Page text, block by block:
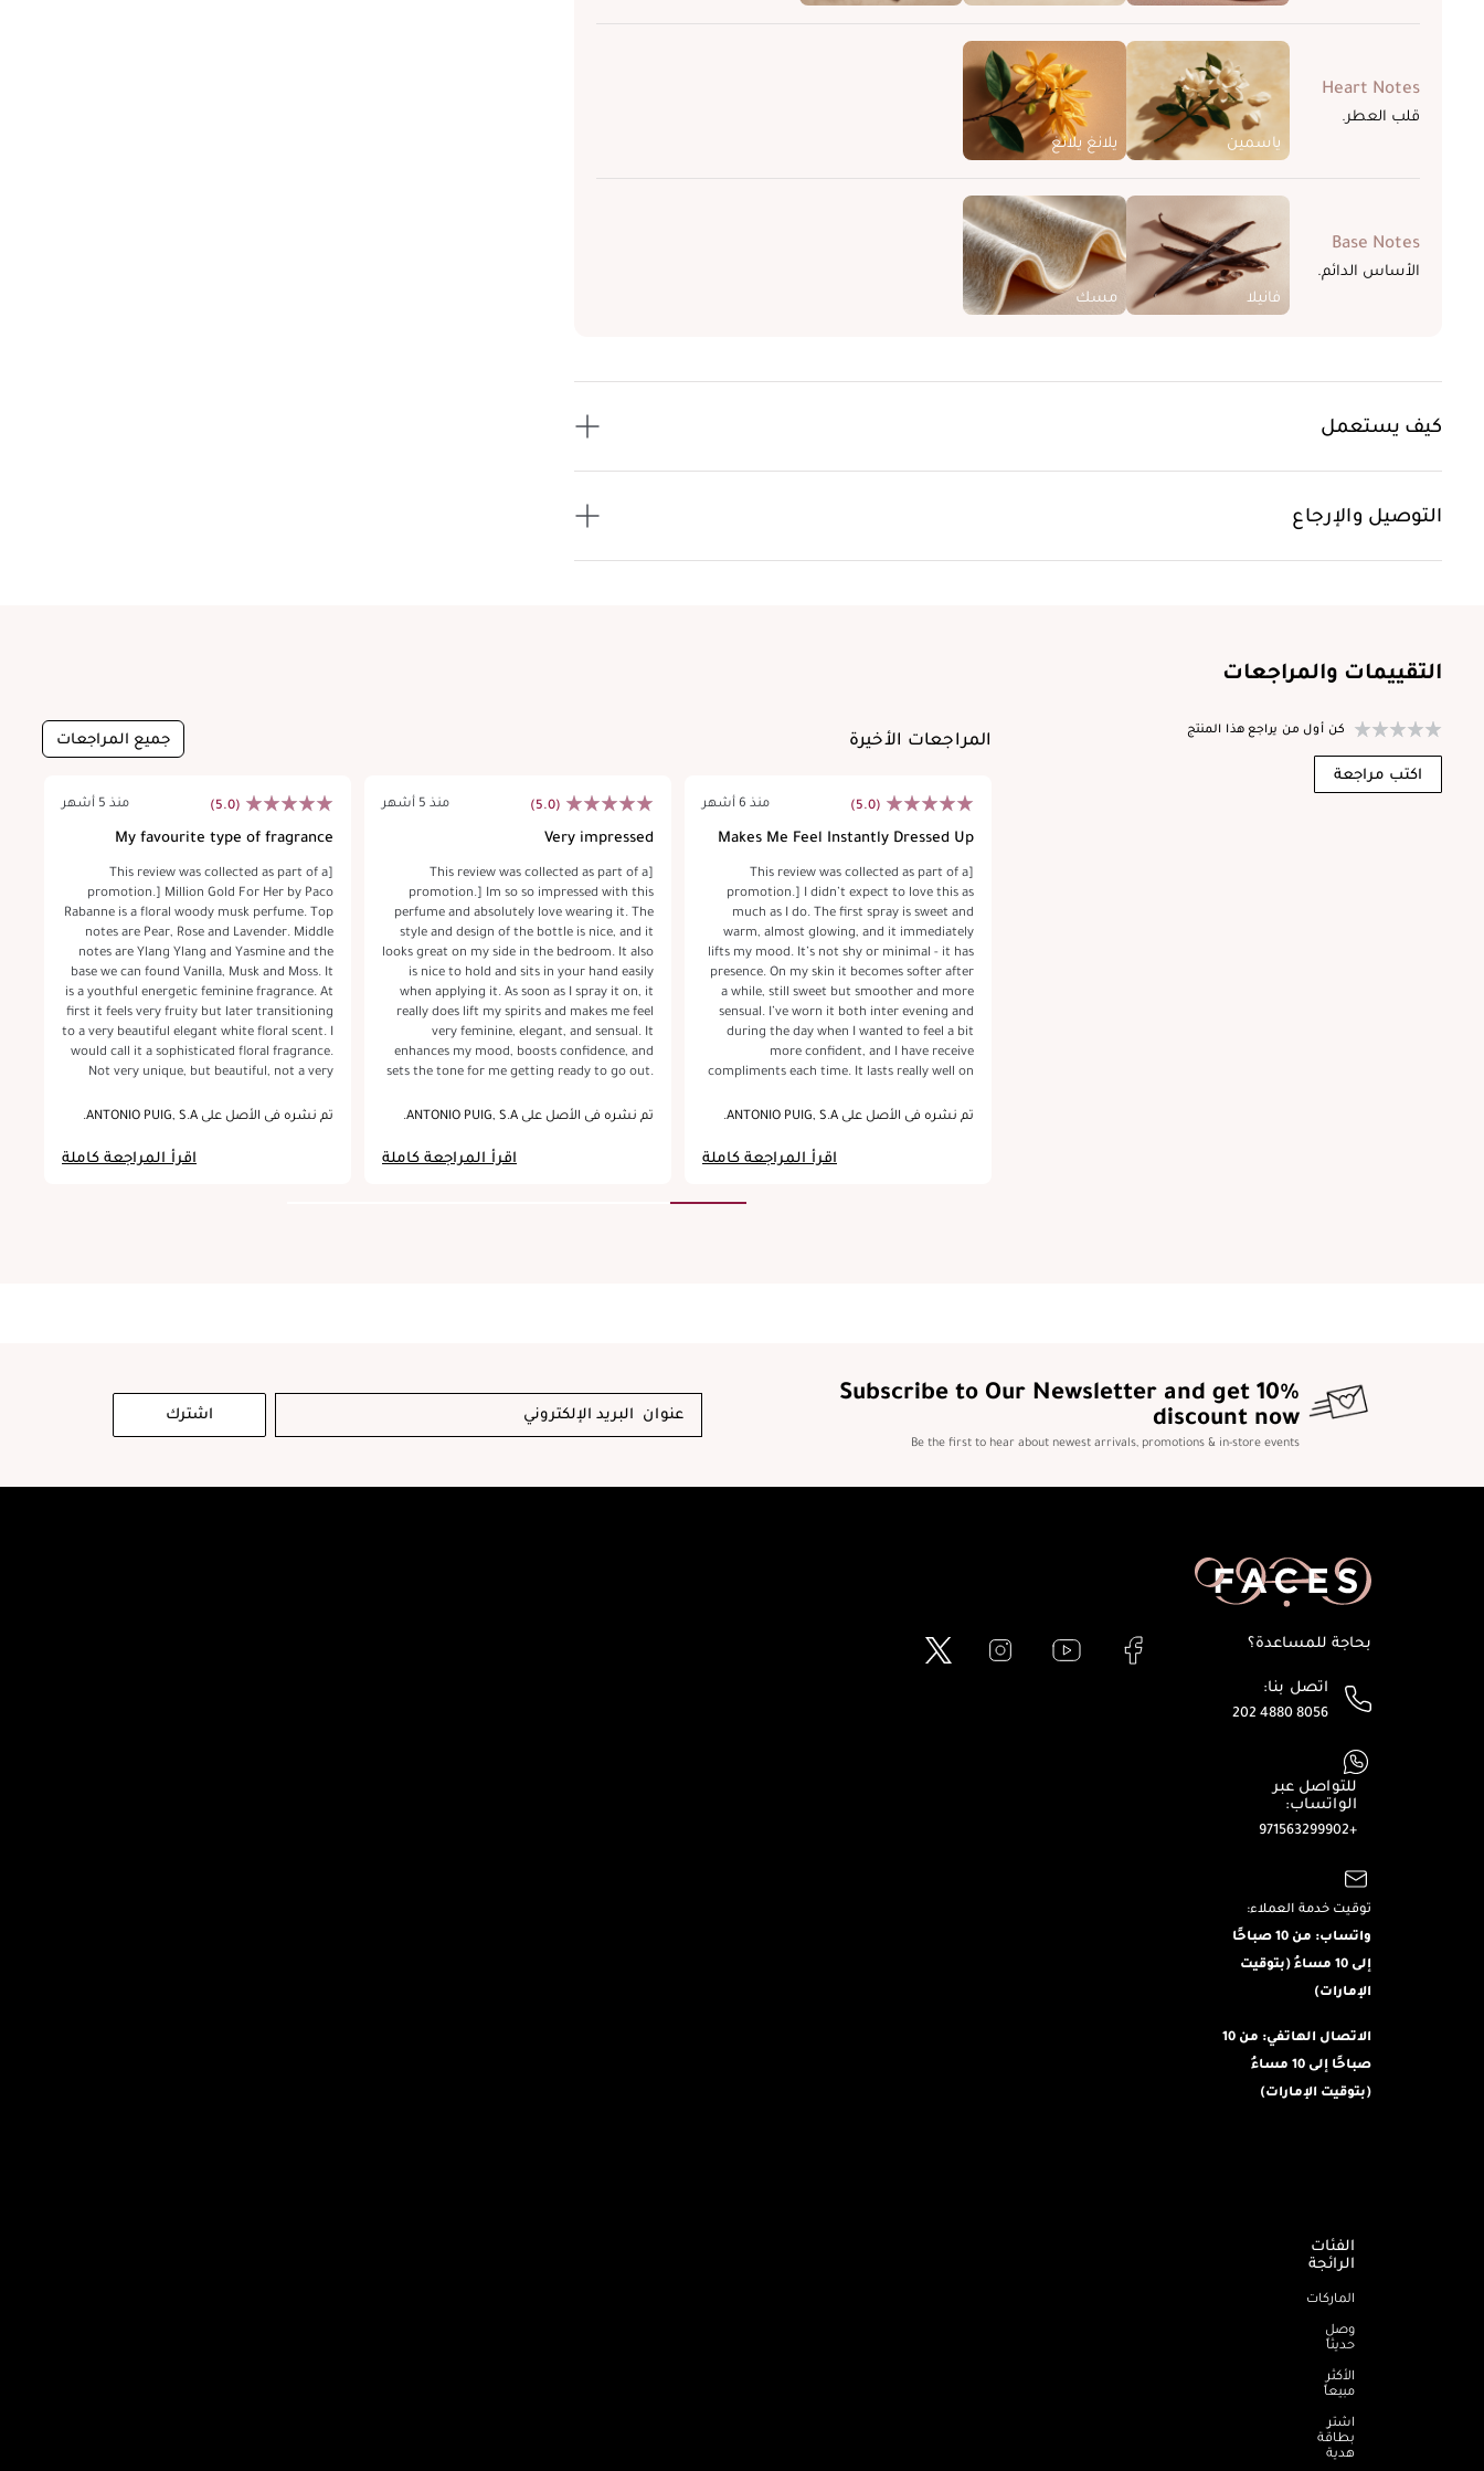
Heart Notes
قلب العطر.
ياسمين
يلانغ يلانغ
Base Notes
الأساس الدائم.
فانيلا
مسك
كيف يستعمل
التوصيل والإرجاع
التقييمات والمراجعات
كن أول من يراجع هذا المنتج
اكتب مراجعة
المراجعات الأخيرة جميع المراجعات
(5.0) منذ 6 أشهر
Makes Me Feel Instantly Dressed Up
[This review was collected as part of a
promotion.] I didn’t expect to love this as
much as I do. The first spray is sweet and
warm, almost glowing, and it immediately
lifts my mood. It’s not shy or minimal - it has
presence. On my skin it becomes softer after
a while, still sweet but smoother and more
sensual. I’ve worn it both inter evening and
during the day when I wanted to feel a bit
more confident, and I have receive
compliments each time. It lasts really well on
few sprays. For me, this is the kind of
feminine, bold and a little bit extra. It has a
beautiful packaging as well. Great value
تم نشره في الأصل على ANTONIO PUIG, S.A.
اقرأ المراجعة كاملة
(5.0) منذ 5 أشهر
Very impressed
[This review was collected as part of a
promotion.] Im so so impressed with this
perfume and absolutely love wearing it. The
style and design of the bottle is nice, and it
looks great on my side in the bedroom. It also
is nice to hold and sits in your hand easily
when applying it. As soon as I spray it on, it
really does lift my spirits and makes me feel
very feminine, elegant, and sensual. It
enhances my mood, boosts confidence, and
sets the tone for me getting ready to go out.
after work. I've had so many compliments
its the perfect size for most my bags. It really
lasts a long time, which is great for a busy
تم نشره في الأصل على ANTONIO PUIG, S.A.
اقرأ المراجعة كاملة
(5.0) منذ 5 أشهر
My favourite type of fragrance
[This review was collected as part of a
promotion.] Million Gold For Her by Paco
Rabanne is a floral woody musk perfume. Top
notes are Pear, Rose and Lavender. Middle
notes are Ylang Ylang and Yasmine and the
base we can found Vanilla, Musk and Moss. It
is a youthful energetic feminine fragrance. At
first it feels very fruity but later transitioning
to a very beautiful elegant white floral scent. I
would call it a sophisticated floral fragrance.
Not very unique, but beautiful, not a very
last nicely on skin . In my opinion both
is absolutely beautiful, so chick. Lovely glass
bottle with golden cap, packed with care in a
تم نشره في الأصل على ANTONIO PUIG, S.A.
اقرأ المراجعة كاملة
Subscribe to Our Newsletter and get 10%
discount now
Be the first to hear about newest arrivals, promotions & in-store events
اشترك
بحاجة للمساعدة؟
اتصل بنا:
202 4880 8056
للتواصل عبر
الواتساب:
+971563299902
توقيت خدمة العملاء:
واتساب: من 10 صباحًا
إلى 10 مساءُ (بتوقيت
الإمارات)
الاتصال الهاتفي: من 10
صباحًا إلى 10 مساءُ
(بتوقيت الإمارات)
الفئات
الرائجة
الماركات
وصل
حديثاً
الأكثر
مبيعاً
اشترِ
بطاقة
هدية